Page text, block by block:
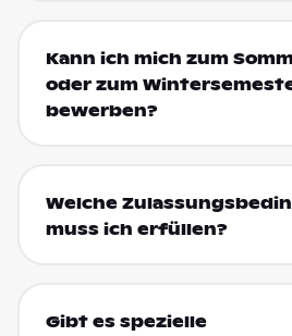
Kann ich mich zum
oder zum
bewerben?
Welche
muss ich erfüllen?
Gibt es spezielle